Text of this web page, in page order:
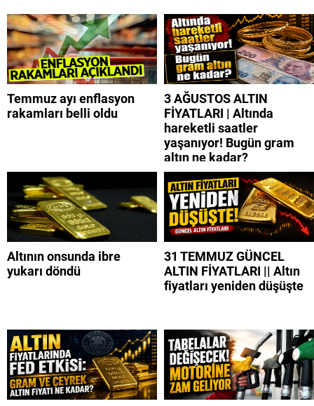
Temmuz ayı enflasyon
rakamları belli oldu
3 AĞUSTOS ALTIN
FİYATLARI | Altında
hareketli saatler
yaşanıyor! Bugün gram
altın ne kadar?
Altının onsunda ibre
yukarı döndü
31 TEMMUZ GÜNCEL
ALTIN FİYATLARI || Altın
fiyatları yeniden düşüşte